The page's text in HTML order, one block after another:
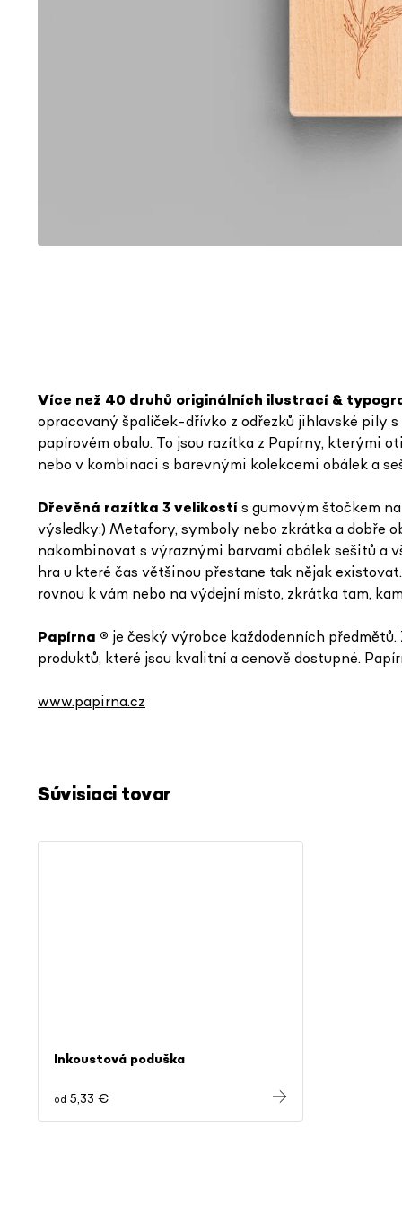
Súvisiaci tovar
Inkoustová poduška
od 5,33 €
Více než 40 druhů originálních ilustrací &
opracovaný špalíček-dřívko z odřezků jihlavské pily
papírovém obalu. To jsou razítka z Papírny, kterými
nebo v kombinaci s barevnými kolekcemi obálek a
Dřevěná razítka 3 velikostís gumovým štočkem
výsledky:) Metafory, symboly nebo zkrátka a dobře
nakombinovat s výraznými barvami obálek sešitů a
hra u které čas většinou přestane tak nějak
rovnou k vám nebo na výdejní místo, zkrátka tam,
Papírna ® je český výrobce každodenních
produktů, které jsou kvalitní a cenově dostupné.
www.papirna.cz